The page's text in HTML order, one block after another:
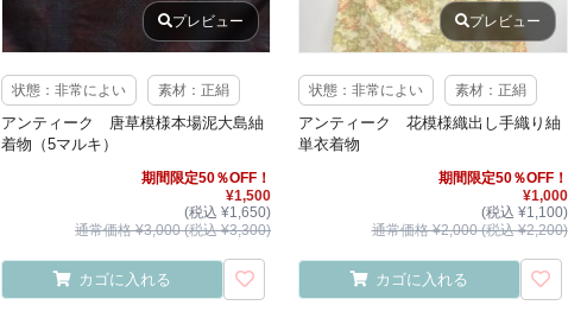
プレビュー
状態：非常によい 素材：正絹
アンティーク 唐草模様本場泥大島紬
着物（5マルキ）
期間限定50％OFF！
¥1,500
(税込 ¥1,650)
通常価格 ¥3,000 (税込 ¥3,300)
カゴに入れる
プレビュー
状態：非常によい 素材：正絹
アンティーク 花模様織出し手織り紬
単衣着物
期間限定50％OFF！
¥1,000
(税込 ¥1,100)
通常価格 ¥2,000 (税込 ¥2,200)
カゴに入れる